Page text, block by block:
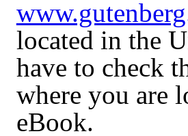
located in the
have to check
where you are
eBook.